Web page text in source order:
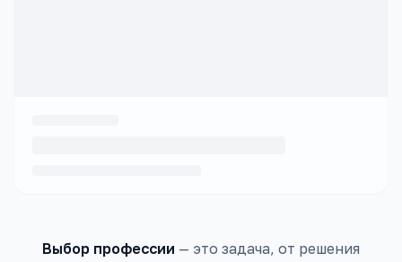
Выбор профессии — это задача, от решения